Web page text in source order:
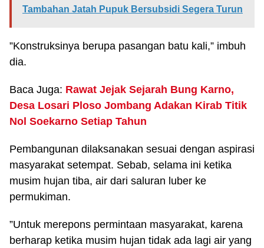
Tambahan Jatah Pupuk Bersubsidi Segera Turun
”Konstruksinya berupa pasangan batu kali,” imbuh
dia.
Baca Juga: Rawat Jejak Sejarah Bung Karno,
Desa Losari Ploso Jombang Adakan Kirab Titik
Nol Soekarno Setiap Tahun
Pembangunan dilaksanakan sesuai dengan aspirasi
masyarakat setempat. Sebab, selama ini ketika
musim hujan tiba, air dari saluran luber ke
permukiman.
”Untuk merepons permintaan masyarakat, karena
berharap ketika musim hujan tidak ada lagi air yang